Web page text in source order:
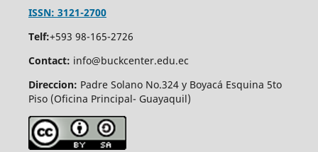
ISSN: 3121-2700
Telf:+593 98-165-2726
Contact: info@buckcenter.edu.ec
Direccion: Padre Solano No.324 y Boyacá Esquina 5to
Piso (Oficina Principal- Guayaquil)